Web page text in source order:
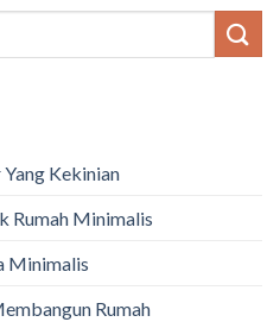
Kekinian
Rumah Minimalis
Minimalis
Rumah